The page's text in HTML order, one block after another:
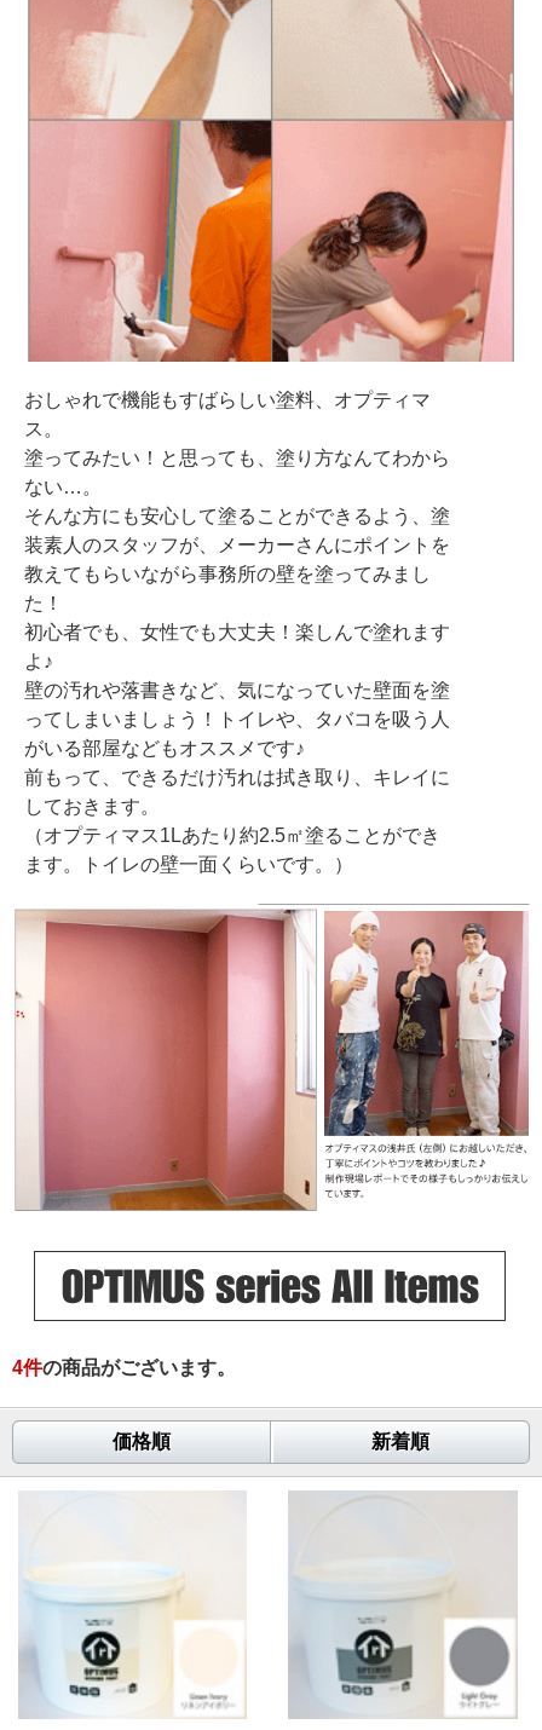
おしゃれで機能もすばらしい塗料、オプティマ
ス。
塗ってみたい！と思っても、塗り方なんてわから
ない…。
そんな方にも安心して塗ることができるよう、塗
装素人のスタッフが、メーカーさんにポイントを
教えてもらいながら事務所の壁を塗ってみまし
た！
初心者でも、女性でも大丈夫！楽しんで塗れます
よ♪
壁の汚れや落書きなど、気になっていた壁面を塗
ってしまいましょう！トイレや、タバコを吸う人
がいる部屋などもオススメです♪
前もって、できるだけ汚れは拭き取り、キレイに
しておきます。
（オプティマス1Lあたり約2.5㎡塗ることができ
ます。トイレの壁一面くらいです。）
4件の商品がございます。
価格順 新着順